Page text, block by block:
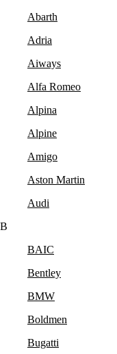
Abarth
Adria
Aiways
Alfa Romeo
Alpina
Alpine
Amigo
Aston Martin
Audi
B
BAIC
Bentley
BMW
Boldmen
Bugatti